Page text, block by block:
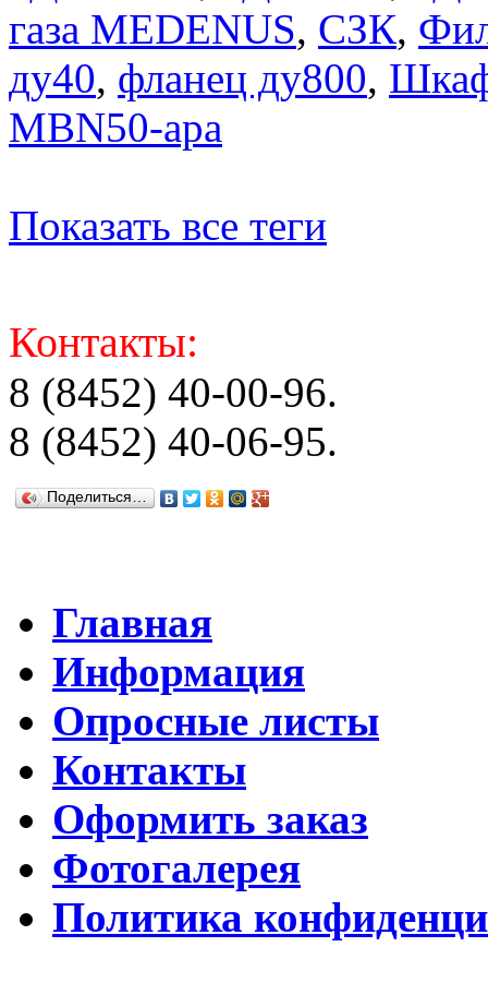
газа MEDENUS, СЗК,
ду40, фланец ду800,
MBN50-apa
Показать все теги
Контакты:
8 (8452) 40-00-96.
8 (8452) 40-06-95.
Поделиться…
Главная
Информация
Опросные листы
Контакты
Оформить заказ
Фотогалерея
Политика